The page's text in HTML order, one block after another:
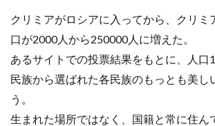
クリミアがロシアに入ってから、クリミ
口が2000人から250000人に増えた。
あるサイトでの投票結果をもとに、人口
民族から選ばれた各民族のもっとも美し
う。
生まれた場所ではなく、国籍と常に住ん